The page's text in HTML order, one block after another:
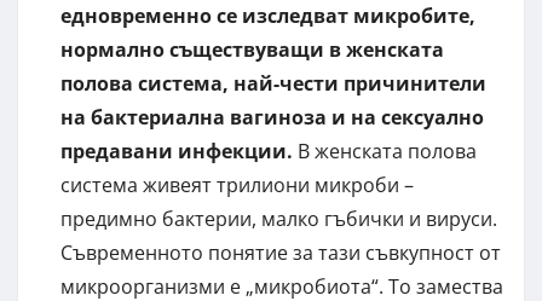
едновременно се изследват микробите,
нормално съществуващи в женската
полова система, най-чести причинители
на бактериална вагиноза и на сексуално
предавани инфекции. В женската полова
система живеят трилиони микроби –
предимно бактерии, малко гъбички и вируси.
Съвременното понятие за тази съвкупност от
микроорганизми е „микробиота“. То замества